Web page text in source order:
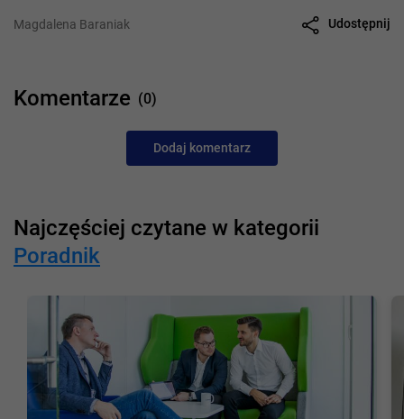
Magdalena Baraniak Udostępnij
Komentarze (0)
Dodaj komentarz
Najczęściej czytane w kategorii
Poradnik